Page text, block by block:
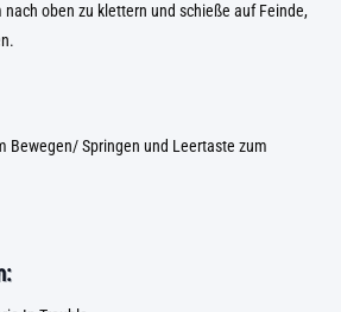
oben zu klettern und schieße auf Feinde,
Bewegen/ Springen und Leertaste zum